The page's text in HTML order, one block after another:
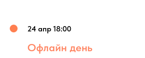
24 апр 18:00
Офлайн день